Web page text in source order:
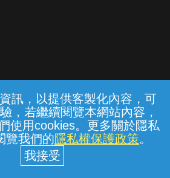
訊，以提供客製化內容，可
，若繼續閱覽本網站內容，
使用cookies。更多關於隱私
覽我們的隱私權保護政策。
服 服務條款 隱私權保護
有限公司個人家庭分公司
：96979949) © 2026
{{notifyMsg}}